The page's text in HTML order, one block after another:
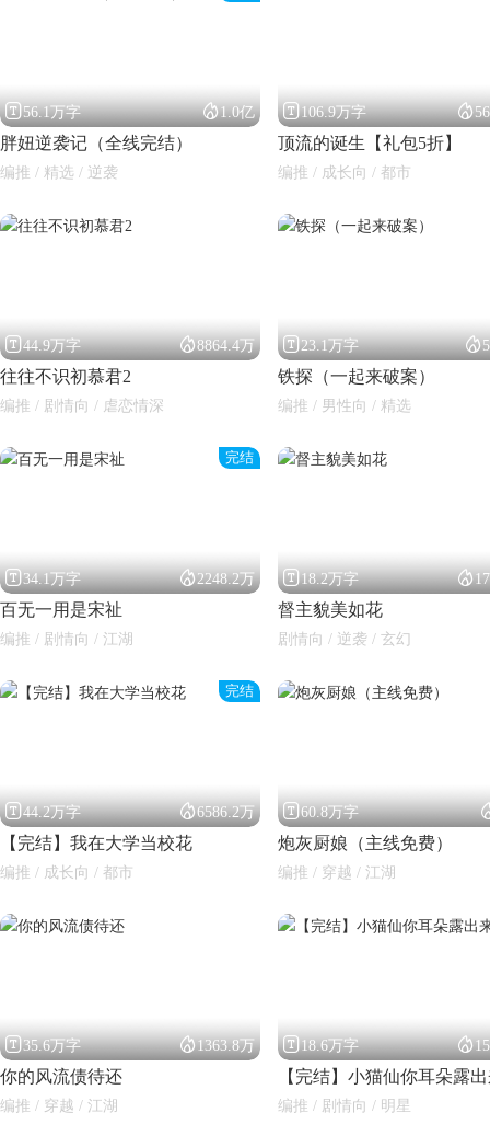
56.1万字 1.0亿
胖妞逆袭记（全线完结）
编推 / 精选 / 逆袭
106.9万字 
顶流的诞生【礼包5折】
编推 / 成长向 / 都市
44.9万字 8864.4万
往往不识初慕君2
编推 / 剧情向 / 虐恋情深
23.1万字 
铁探（一起来破案）
编推 / 男性向 / 精选
完结
34.1万字 2248.2万
百无一用是宋祉
编推 / 剧情向 / 江湖
18.2万字 
督主貌美如花
剧情向 / 逆袭 / 玄幻
完结
44.2万字 6586.2万
【完结】我在大学当校花
编推 / 成长向 / 都市
60.8万字
炮灰厨娘（主线免费）
编推 / 穿越 / 江湖
35.6万字 1363.8万
你的风流债待还
编推 / 穿越 / 江湖
18.6万字 
【完结】小猫仙你耳朵露
编推 / 剧情向 / 明星